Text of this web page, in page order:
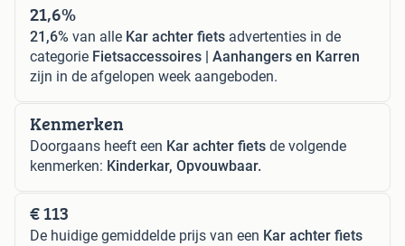
21,6%
21,6% van alle Kar achter fiets advertenties in de
categorie Fietsaccessoires | Aanhangers en Karren
zijn in de afgelopen week aangeboden.
Kenmerken
Doorgaans heeft een Kar achter fiets de volgende
kenmerken: Kinderkar, Opvouwbaar.
€ 113
De huidige gemiddelde prijs van een Kar achter fiets